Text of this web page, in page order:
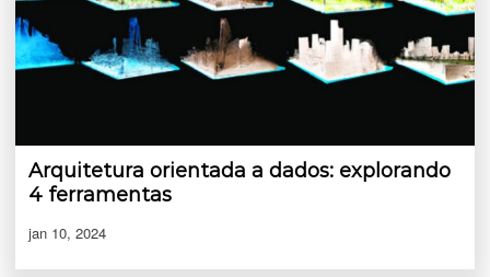
Arquitetura orientada a dados: explorando
4 ferramentas
jan 10, 2024